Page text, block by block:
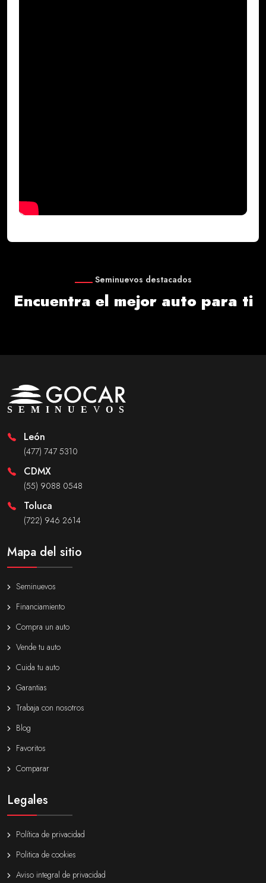
Seminuevos destacados
Encuentra el mejor auto para ti
León
(477) 747 5310
CDMX
(55) 9088 0548
Toluca
(722) 946 2614
Mapa del sitio
Seminuevos
Financiamiento
Compra un auto
Vende tu auto
Cuida tu auto
Garantias
Trabaja con nosotros
Blog
Favoritos
Comparar
Legales
Política de privacidad
Politica de cookies
Aviso integral de privacidad